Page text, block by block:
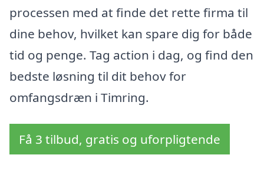
processen med at finde det rette firma til
dine behov, hvilket kan spare dig for både
tid og penge. Tag action i dag, og find den
bedste løsning til dit behov for
omfangsdræn i Timring.
Få 3 tilbud, gratis og uforpligtende